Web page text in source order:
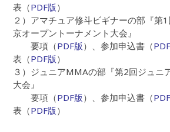
表（PDF版）
２）アマチュア修斗ビギナーの部『第
京オープントーナメント大会』
要項（PDF版）、参加申込書（
表（PDF版）
３）ジュニアMMAの部『第2回ジュニ
大会』
要項（PDF版）、参加申込書（
表（PDF版）